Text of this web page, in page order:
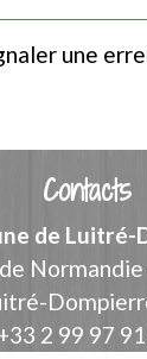
une
Contacts
de Luitré-
2 99 97